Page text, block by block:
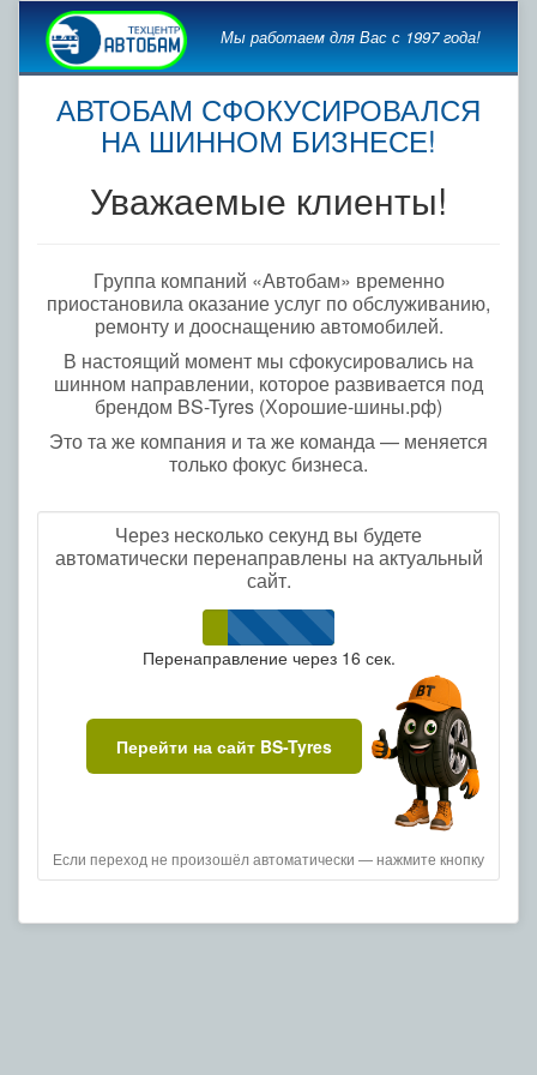
Мы работаем для Вас с 1997 года!
АВТОБАМ СФОКУСИРОВАЛСЯ
НА ШИННОМ БИЗНЕСЕ!
Уважаемые клиенты!
Группа компаний «Автобам» временно
приостановила оказание услуг по обслуживанию,
ремонту и дооснащению автомобилей.
В настоящий момент мы сфокусировались на
шинном направлении, которое развивается под
брендом BS-Tyres (Хорошие-шины.рф)
Это та же компания и та же команда — меняется
только фокус бизнеса.
Через несколько секунд вы будете
автоматически перенаправлены на актуальный
сайт.
Перенаправление через 16 сек.
Перейти на сайт BS-Tyres
Если переход не произошёл автоматически — нажмите кнопку